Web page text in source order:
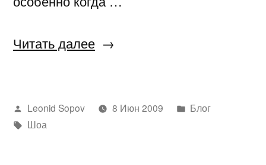
Читать далее«Только
Квадрате
Написано
автором
Leonid Sopov 8 Июн 2009
Написано
Блог
Метки:
Шоа